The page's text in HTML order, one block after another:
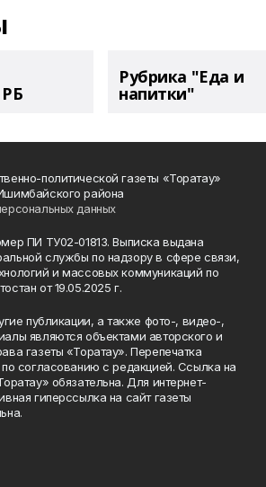
Рубрика "Еда и
напитки"
политической газеты «Торатау»
района
данных
ПИ ТУ02-01813. Выписка выдана
службы по надзору в сфере связи,
и массовых коммуникаций по
от 19.05.2025 г.
публикации, а также фото-, видео-,
являются объектами авторского и
газеты «Торатау». Перепечатка
по согласованию с редакцией. Ссылка на
обязательна. Для интернет-
гиперссылка на сайт газеты